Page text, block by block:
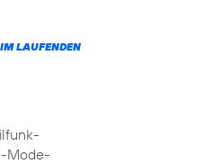
LAUFENDEN
Mode-